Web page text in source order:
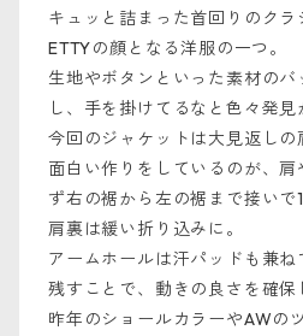
キュッと詰まった首回りのク
ETTYの顔となる洋服の一つ。
生地やボタンといった素材の
し、手を掛けてるなと色々発見
今回のジャケットは大見返しの
面白い作りをしているのが、肩
ず右の裾から左の裾まで接いで
肩裏は緩い折り込みに。
アームホールは汗パッドも兼
残すことで、動きの良さを確保
昨年のショールカラーやAWの